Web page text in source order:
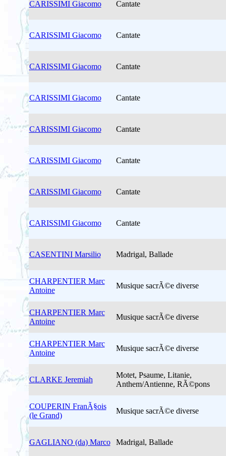
CARISSIMI Giacomo Cantate
CARISSIMI Giacomo Cantate
CARISSIMI Giacomo Cantate
CARISSIMI Giacomo Cantate
CARISSIMI Giacomo Cantate
CARISSIMI Giacomo Cantate
CARISSIMI Giacomo Cantate
CARISSIMI Giacomo Cantate
CASENTINI Marsilio Madrigal, Ballade
CHARPENTIER Marc
Antoine
Musique sacrÃ©e diverse
CHARPENTIER Marc
Antoine
Musique sacrÃ©e diverse
CHARPENTIER Marc
Antoine
Musique sacrÃ©e diverse
CLARKE Jeremiah
Motet, Psaume, Litanie,
Anthem/Antienne, RÃ©pons
COUPERIN FranÃ§ois
(le Grand)
Musique sacrÃ©e diverse
GAGLIANO (da) Marco Madrigal, Ballade